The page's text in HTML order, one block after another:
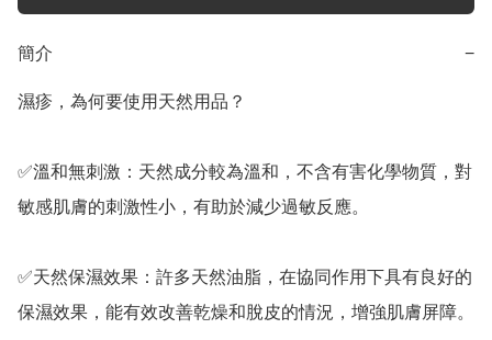
簡介 −
濕疹，為何要使用天然用品？
✅️溫和無刺激：天然成分較為溫和，不含有害化學物質，對
敏感肌膚的刺激性小，有助於減少過敏反應。
✅️天然保濕效果：許多天然油脂，在協同作用下具有良好的
保濕效果，能有效改善乾燥和脫皮的情況，增強肌膚屏障。